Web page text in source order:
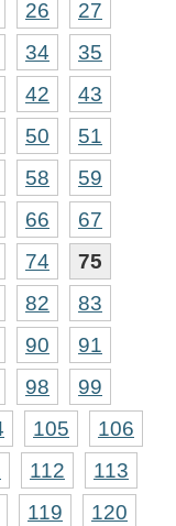
26
27
34
35
42
43
50
51
58
59
66
67
74
75
82
83
90
91
98
99
105
106
112
113
119
120